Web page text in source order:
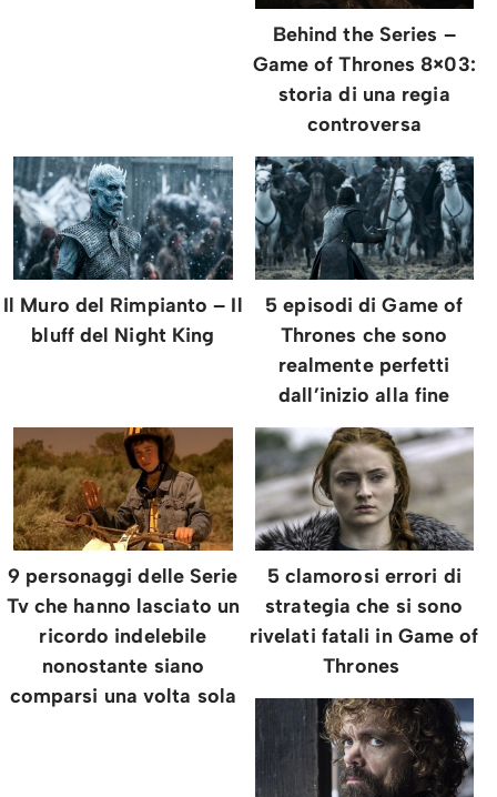
Behind the Series –
Game of Thrones 8×03:
storia di una regia
controversa
Il Muro del Rimpianto – Il
bluff del Night King
5 episodi di Game of
Thrones che sono
realmente perfetti
dall’inizio alla fine
9 personaggi delle Serie
Tv che hanno lasciato un
ricordo indelebile
nonostante siano
comparsi una volta sola
5 clamorosi errori di
strategia che si sono
rivelati fatali in Game of
Thrones